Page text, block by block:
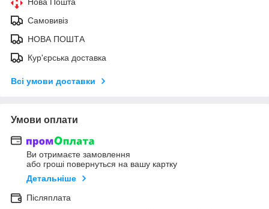
Самовивіз
НОВА ПОШТА
Кур'єрська доставка
Всі умови доставки
Умови оплати
Ви отримаєте замовлення
або гроші повернуться на вашу картку
Детальніше
Післяплата